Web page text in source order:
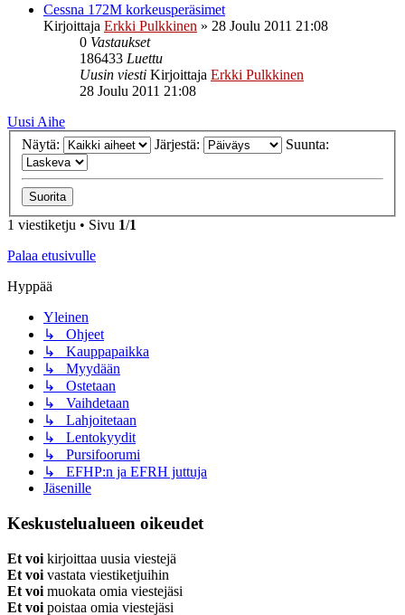
Cessna 172M korkeusperäsimet
Kirjoittaja Erkki Pulkkinen » 28 Joulu 2011 21:08
0 Vastaukset
186433 Luettu
Uusin viesti Kirjoittaja Erkki Pulkkinen
28 Joulu 2011 21:08
Uusi Aihe
Näytä:
Järjestä: Suunta:
1 viestiketju • Sivu 1/1
Palaa etusivulle
Hyppää
Yleinen
↳ Ohjeet
↳ Kauppapaikka
↳ Myydään
↳ Ostetaan
↳ Vaihdetaan
↳ Lahjoitetaan
↳ Lentokyydit
↳ Pursifoorumi
↳ EFHP:n ja EFRH juttuja
Jäsenille
Keskustelualueen oikeudet
Et voi kirjoittaa uusia viestejä
Et voi vastata viestiketjuihin
Et voi muokata omia viestejäsi
Et voi poistaa omia viestejäsi